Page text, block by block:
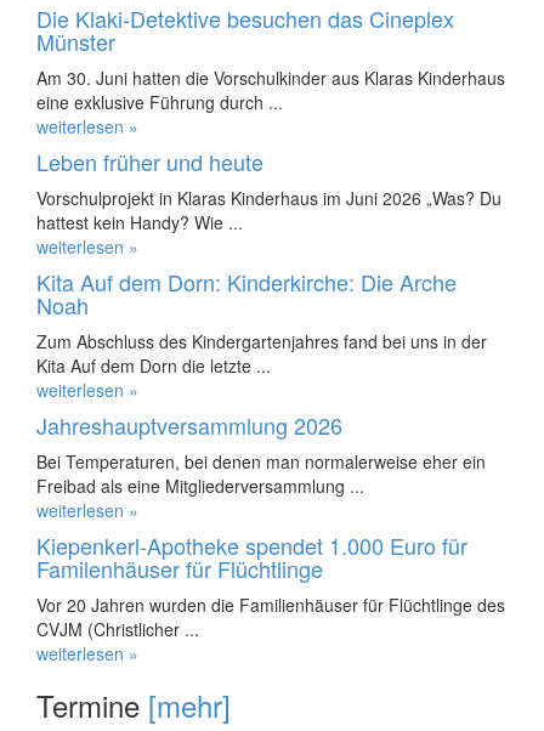
Die Klaki-Detektive besuchen das Cineplex
Münster
Am 30. Juni hatten die Vorschulkinder aus Klaras Kinderhaus
eine exklusive Führung durch ...
weiterlesen »
Leben früher und heute
Vorschulprojekt in Klaras Kinderhaus im Juni 2026 „Was? Du
hattest kein Handy? Wie ...
weiterlesen »
Kita Auf dem Dorn: Kinderkirche: Die Arche
Noah
Zum Abschluss des Kindergartenjahres fand bei uns in der
Kita Auf dem Dorn die letzte ...
weiterlesen »
Jahreshauptversammlung 2026
Bei Temperaturen, bei denen man normalerweise eher ein
Freibad als eine Mitgliederversammlung ...
weiterlesen »
Kiepenkerl-Apotheke spendet 1.000 Euro für
Familenhäuser für Flüchtlinge
Vor 20 Jahren wurden die Familienhäuser für Flüchtlinge des
CVJM (Christlicher ...
weiterlesen »
Termine [mehr]